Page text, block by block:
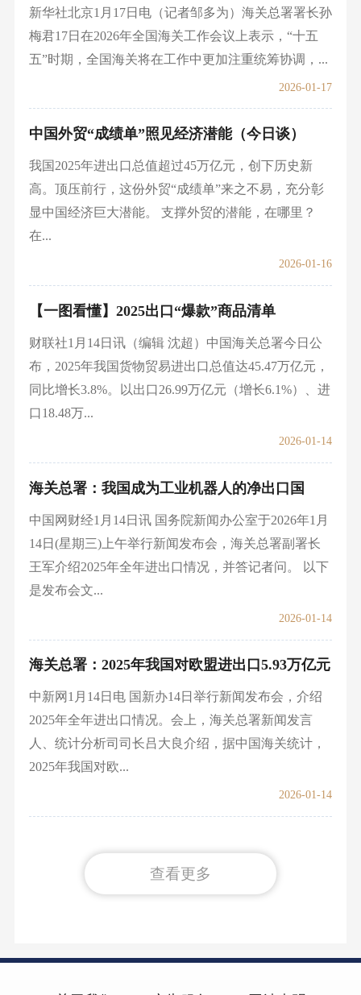
新华社北京1月17日电（记者邹多为）海关总署署长孙
梅君17日在2026年全国海关工作会议上表示，“十五
五”时期，全国海关将在工作中更加注重统筹协调，...
2026-01-17
中国外贸“成绩单”照见经济潜能（今日谈）
我国2025年进出口总值超过45万亿元，创下历史新
高。顶压前行，这份外贸“成绩单”来之不易，充分彰
显中国经济巨大潜能。 支撑外贸的潜能，在哪里？
在...
2026-01-16
【一图看懂】2025出口“爆款”商品清单
财联社1月14日讯（编辑 沈超）中国海关总署今日公
布，2025年我国货物贸易进出口总值达45.47万亿元，
同比增长3.8%。以出口26.99万亿元（增长6.1%）、进
口18.48万...
2026-01-14
海关总署：我国成为工业机器人的净出口国
中国网财经1月14日讯 国务院新闻办公室于2026年1月
14日(星期三)上午举行新闻发布会，海关总署副署长
王军介绍2025年全年进出口情况，并答记者问。 以下
是发布会文...
2026-01-14
海关总署：2025年我国对欧盟进出口5.93万亿元
中新网1月14日电 国新办14日举行新闻发布会，介绍
2025年全年进出口情况。会上，海关总署新闻发言
人、统计分析司司长吕大良介绍，据中国海关统计，
2025年我国对欧...
2026-01-14
查看更多